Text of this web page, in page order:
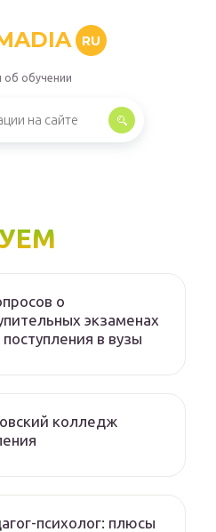
RU
об обучении
о
экзаменах
в вузы
колледж
психолог: плюсы